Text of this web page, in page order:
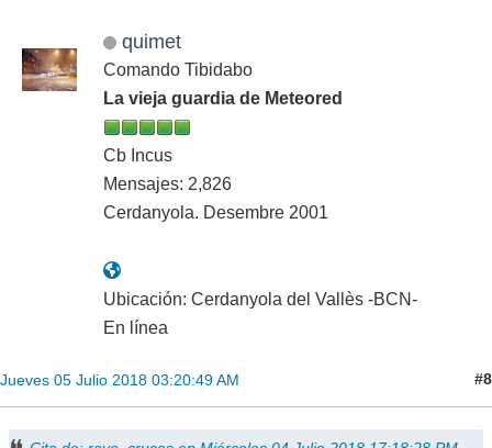
quimet
Comando Tibidabo
La vieja guardia de Meteored
Cb Incus
Mensajes: 2,826
Cerdanyola. Desembre 2001
Ubicación: Cerdanyola del Vallès -BCN-
En línea
Jueves 05 Julio 2018 03:20:49 AM #8